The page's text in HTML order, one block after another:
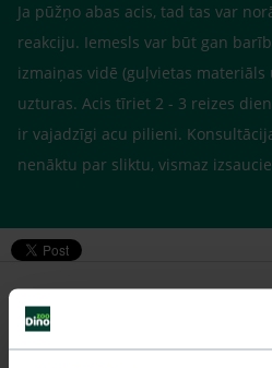
Ja pūžņo abas acis, tad tas var
reakciju. Iemesls var būt gan
izmaiņas vidē (guļvietas materiāls
uzturas. Acis tīriet 2 - 3 reizes
ir vajadzīgi acu pilieni.
nenāktu par sliktu, vismaz